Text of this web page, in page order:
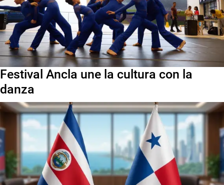
Festival Ancla une la cultura con la
danza